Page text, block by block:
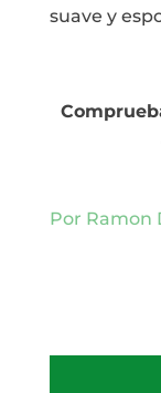
suave y
Por Ramon